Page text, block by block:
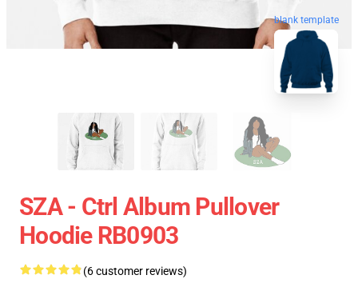
blank template
SZA - Ctrl Album Pullover
Hoodie RB0903
(6 customer reviews)